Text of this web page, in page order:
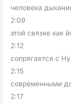
человека
2:09
этой связке как
2:12
сопрягается с Ну
2:15
современными
2:17